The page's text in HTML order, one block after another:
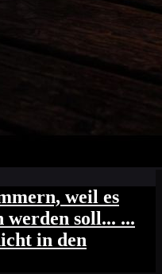
weil es
werden soll... ...
in den